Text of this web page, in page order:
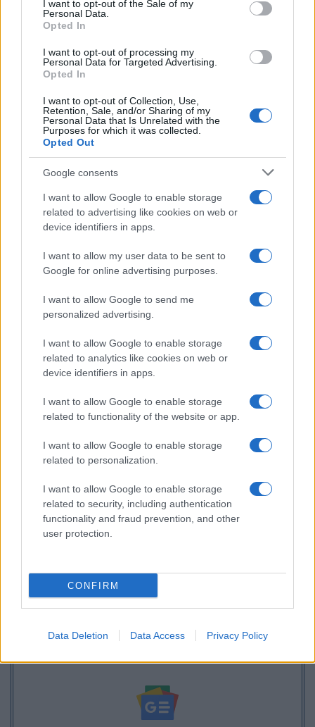
I want to opt-out of the Sale of my
Personal Data.
Opted In
I want to opt-out of processing my
Personal Data for Targeted Advertising.
Opted In
I want to opt-out of Collection, Use,
Retention, Sale, and/or Sharing of my
Personal Data that Is Unrelated with the
Purposes for which it was collected.
Opted Out
Google consents
I want to allow Google to enable storage
related to advertising like cookies on web or
device identifiers in apps.
I want to allow my user data to be sent to
Google for online advertising purposes.
I want to allow Google to send me
personalized advertising.
I want to allow Google to enable storage
related to analytics like cookies on web or
device identifiers in apps.
I want to allow Google to enable storage
related to functionality of the website or app.
I want to allow Google to enable storage
related to personalization.
I want to allow Google to enable storage
related to security, including authentication
functionality and fraud prevention, and other
user protection.
CONFIRM
Data Deletion Data Access Privacy Policy
Σαν να μην έφταναν τα παραπάνω, για άλλη μία φορά οι
παλινωδίες και οι αντιφάσεις της κυβέρνησης αφήνουν
ξεκρέμαστους χιλιάδες φοιτητές που για διάφορους
λόγους (πχ αν νοσούν) αδυνατούν να παρακολουθήσουν
τα δια ζώσης μαθήματα.
Διεκδικούμε:
Να παρθεί τώρα πίσω η απαράδεκτη απόφαση. Να μην
ακυρωθεί καμία διδακτική ώρα.
Να παρθούν όλα τα αναγκαία μέτρα προστασίας για τη
δια ζώσης διδασκαλία.
Εξασφάλιση μαγνητοσκόπησης των διαλέξεων για όσους
φοιτητές νοσούν.
Αναπλήρωση εργαστηρίων για τους φοιτητές που
νοσούν.